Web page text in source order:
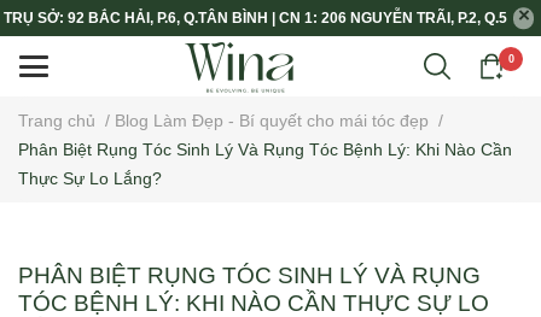
TRỤ SỞ: 92 BẮC HẢI, P.6, Q.TÂN BÌNH | CN 1: 206 NGUYỄN TRÃI, P.2, Q.5
0
Trang chủ / Blog Làm Đẹp - Bí quyết cho mái tóc đẹp /
Phân Biệt Rụng Tóc Sinh Lý Và Rụng Tóc Bệnh Lý: Khi Nào Cần
Thực Sự Lo Lắng?
PHÂN BIỆT RỤNG TÓC SINH LÝ VÀ RỤNG
TÓC BỆNH LÝ: KHI NÀO CẦN THỰC SỰ LO